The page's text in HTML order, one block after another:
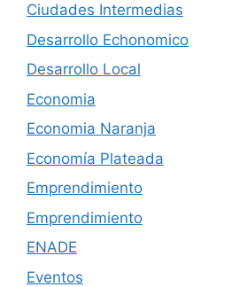
Ciudades Intermedias
Desarrollo Echonomico
Desarrollo Local
Economia
Economia Naranja
Economía Plateada
Emprendimiento
Emprendimiento
ENADE
Eventos